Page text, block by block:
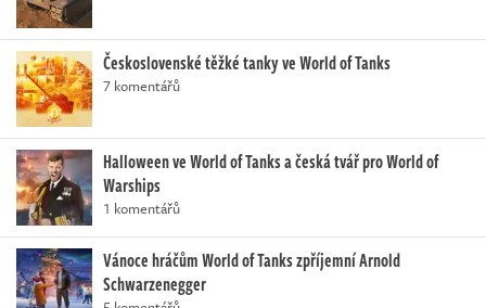
Československé těžké tanky ve World of Tanks
7 komentářů
Halloween ve World of Tanks a česká tvář pro World of
Warships
1 komentářů
Vánoce hráčům World of Tanks zpříjemní Arnold
Schwarzenegger